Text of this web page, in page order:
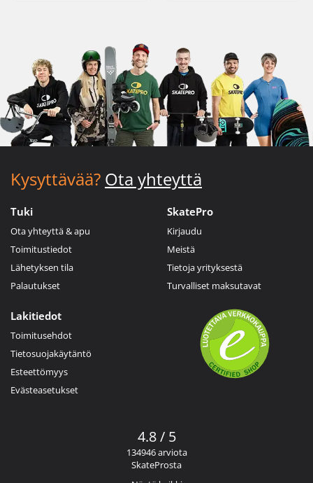
Kysyttävää? Ota yhteyttä
Tuki
Ota yhteyttä & apu
Toimitustiedot
Lähetyksen tila
Palautukset
SkatePro
Kirjaudu
Meistä
Tietoja yrityksestä
Turvalliset maksutavat
Lakitiedot
Toimitusehdot
Tietosuojakäytäntö
Esteettömyys
Evästeasetukset
4.8 / 5
134946 arviota
SkateProsta